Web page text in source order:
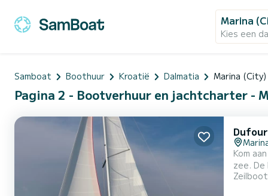
Marina
Kies een
Samboat Boothuur Kroatië Dalmatia Marina (City)
Pagina 2 - Bootverhuur en jachtcharter -
Kom aan boord
zee. De boot heeft 3 volledig uitgeruste hut(ten) en een capaciteit van 6 personen. Met een totale lengte van 14 meter is het
uw beste
Zeilboot